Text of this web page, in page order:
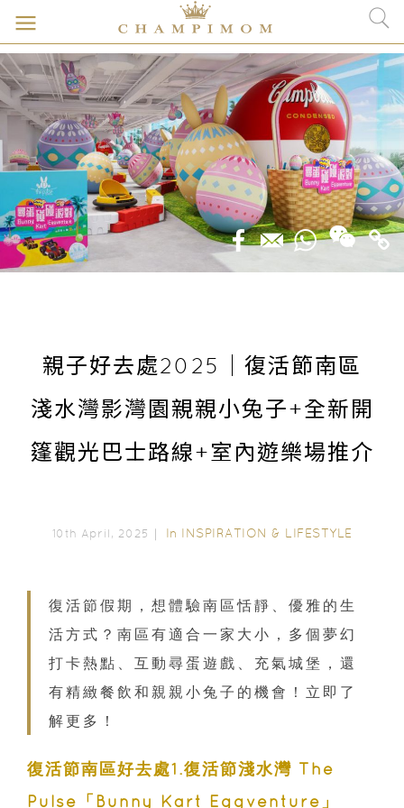
親子好去處2025｜復活節南區
淺水灣影灣園親親小兔子+全新開
篷觀光巴士路線+室內遊樂場推介
10th April, 2025｜ In INSPIRATION & LIFESTYLE
復活節假期，想體驗南區恬靜、優雅的生
活方式？南區有適合一家大小，多個夢幻
打卡熱點、互動尋蛋遊戲、充氣城堡，還
有精緻餐飲和親親小兔子的機會！立即了
解更多！
復活節南區好去處1.復活節淺水灣 The
Pulse「Bunny Kart Eggventure」